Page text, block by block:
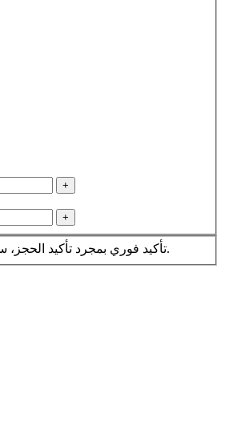
+
+
تأكيد فوريبمجرد تأكيد الحجز، ستتلقى تفاصيل لطباعة.